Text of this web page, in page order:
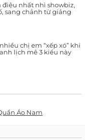
điệu nhất nhì showbiz,
sang chảnh từ giảng
chị em “xếp xó” khi
lịch mê 3 kiểu này
Áo Nam